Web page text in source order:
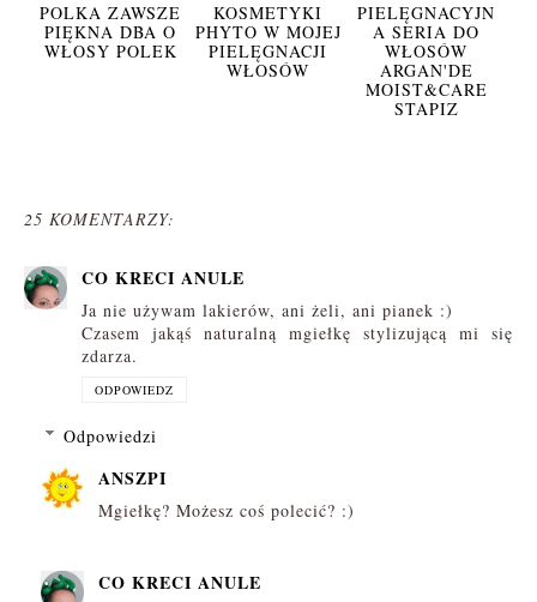
POLKA ZAWSZE
PIĘKNA DBA O
WŁOSY POLEK
KOSMETYKI
PHYTO W MOJEJ
PIELĘGNACJI
WŁOSÓW
PIELĘGNACYJN
A SERIA DO
WŁOSÓW
ARGAN'DE
MOIST&CARE
STAPIZ
25 KOMENTARZY:
CO KRECI ANULE
Ja nie używam lakierów, ani żeli, ani pianek :)
Czasem jakąś naturalną mgiełkę stylizującą mi się
zdarza.
ODPOWIEDZ
Odpowiedzi
ANSZPI
Mgiełkę? Możesz coś polecić? :)
CO KRECI ANULE